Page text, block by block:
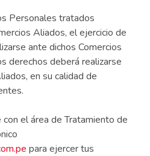
Personales tratados
Aliados, el ejercicio de
ante dichos Comercios
derechos deberá realizarse
en su calidad de
el área de Tratamiento de
para ejercer tus